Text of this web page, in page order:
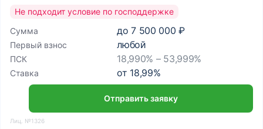
Сумма до 7 500 000 ₽
Первый взнос любой
ПСК 18,990% – 53,999%
Ставка от 18,99%
Не подходит условие по господдержке
Отправить заявку
Лиц. №1326